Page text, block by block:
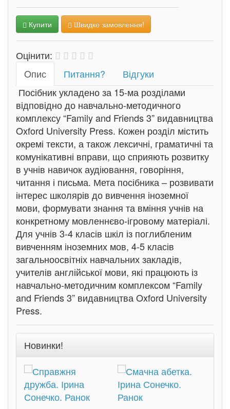
Купити Швидке замовлення!
Оцінити:
Oпис
Питання?
Відгуки
Посібник укладено за 15-ма розділами
відповідно до навчально-методичного
комплексу “Family and Friends 3” видавництва
Oxford University Press. Кожен розділ містить
окремі тексти, а також лексичні, граматичні та
комунікативні вправи, що сприяють розвитку
в учнів навичок аудіювання, говоріння,
читання і письма. Мета посібника – розвивати
інтерес школярів до вивчення іноземної
мови, формувати знання та вміння учнів на
конкретному мовленнєво-ігровому матеріалі.
Для учнів 3-4 класів шкіл із поглибленим
вивченням іноземних мов, 4-5 класів
загальноосвітніх навчальних закладів,
учителів англійської мови, які працюють із
навчально-методичним комплексом “Family
and Friends 3” видавництва Oxford University
Press.
Новинки!